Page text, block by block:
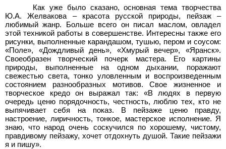
Как уже было сказано, основная тема творчества
Ю.А. Желвакова – красота русской природы, пейзаж –
любимый жанр. Больше всего он писал маслом, овладел
этой техникой работы в совершенстве. Интересны также его
рисунки, выполненные карандашом, тушью, пером и соусом:
«Поле», «Дождливый день», «Хмурый вечер», «Яранск».
Своеобразен творческий почерк мастера. Его картины
природы, выполненные на одном дыхании, поражают
свежестью света, тонко уловленным и воспроизведенным
состоянием разнообразных мотивов.
Свое жизненное и
творческое кредо он выражал так: «В людях в первую
очередь ценю порядочность, честность, люблю тех, кто не
выпячивает себя на показ. В пейзаже ценю правду,
настроение, лиричность, тонкое, мастерское исполнение. Я
знаю, что народ очень соскучился по хорошему, чистому,
правдивому пейзажу, хочет отдохнуть душой. Такие пейзажи
я и пишу».